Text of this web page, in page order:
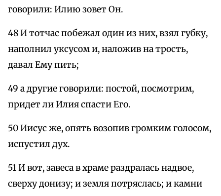
говорили: Илию зовет Он.
48 И тотчас побежал один из них, взял губку,
наполнил уксусом и, наложив на трость,
давал Ему пить;
49 а другие говорили: постой, посмотрим,
придет ли Илия спасти Его.
50 Иисус же, опять возопив громким голосом,
испустил дух.
51 И вот, завеса в храме раздралась надвое,
сверху донизу; и земля потряслась; и камни